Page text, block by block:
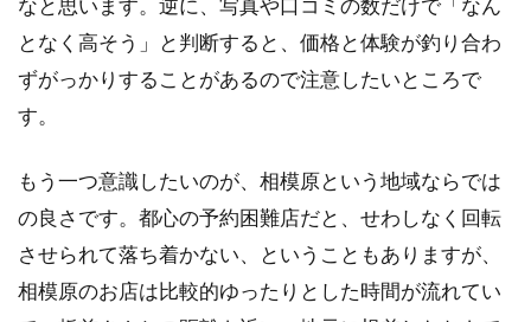
1.4
失敗
しな
とマ
ナー
相
模
なと思います。逆に、写真や口コミの数だけで「なん
となく高そう」と判断すると、価格と体験が釣り合わ
ずがっかりすることがあるので注意したいところで
す。
もう一つ意識したいのが、相模原という地域ならでは
の良さです。都心の予約困難店だと、せわしなく回転
させられて落ち着かない、ということもありますが、
相模原のお店は比較的ゆったりとした時間が流れてい